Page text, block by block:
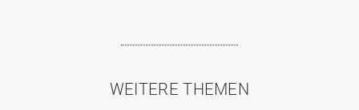
WEITERE THEMEN